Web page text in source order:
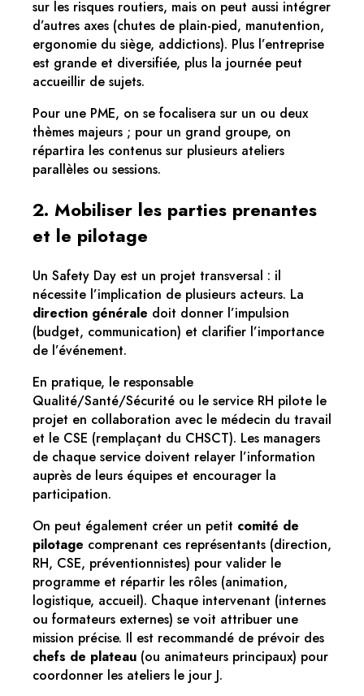
sur les risques routiers, mais on peut aussi intégrer
d’autres axes (chutes de plain-pied, manutention,
ergonomie du siège, addictions). Plus l’entreprise
est grande et diversifiée, plus la journée peut
accueillir de sujets.
Pour une PME, on se focalisera sur un ou deux
thèmes majeurs ; pour un grand groupe, on
répartira les contenus sur plusieurs ateliers
parallèles ou sessions.
2. Mobiliser les parties prenantes
et le pilotage
Un Safety Day est un projet transversal : il
nécessite l’implication de plusieurs acteurs. La
direction générale doit donner l’impulsion
(budget, communication) et clarifier l’importance
de l’événement.
En pratique, le responsable
Qualité/Santé/Sécurité ou le service RH pilote le
projet en collaboration avec le médecin du travail
et le CSE (remplaçant du CHSCT). Les managers
de chaque service doivent relayer l’information
auprès de leurs équipes et encourager la
participation.
On peut également créer un petit comité de
pilotage comprenant ces représentants (direction,
RH, CSE, préventionnistes) pour valider le
programme et répartir les rôles (animation,
logistique, accueil). Chaque intervenant (internes
ou formateurs externes) se voit attribuer une
mission précise. Il est recommandé de prévoir des
chefs de plateau (ou animateurs principaux) pour
coordonner les ateliers le jour J.